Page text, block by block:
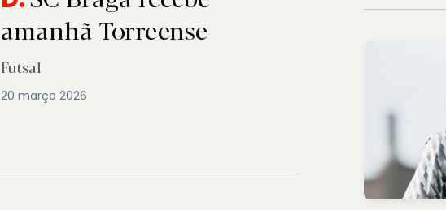
amanhã Torreense
Futsal
20 março 2026